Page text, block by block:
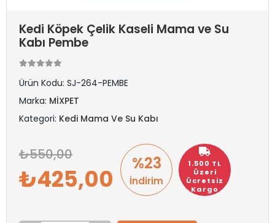
Kedi Köpek Çelik Kaseli Mama ve Su
Kabı Pembe
Ürün Kodu: SJ-264-PEMBE
Marka: MİXPET
Kategori: Kedi Mama Ve Su Kabı
1.500 TL
Üzeri
Ücretsiz
Kargo
%23
İndirim
550,00
425,00